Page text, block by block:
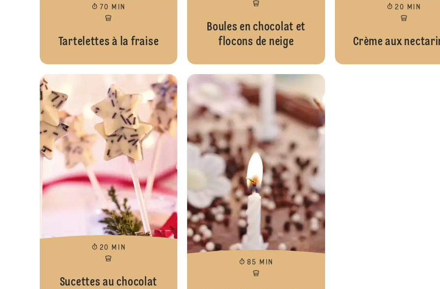
70 MIN
Tartelettes à la fraise
Boules en chocolat et
flocons de neige
20 MIN
Crème aux
Sucettes au chocolat blanc
20 MIN
Sucettes au chocolat
85 MIN